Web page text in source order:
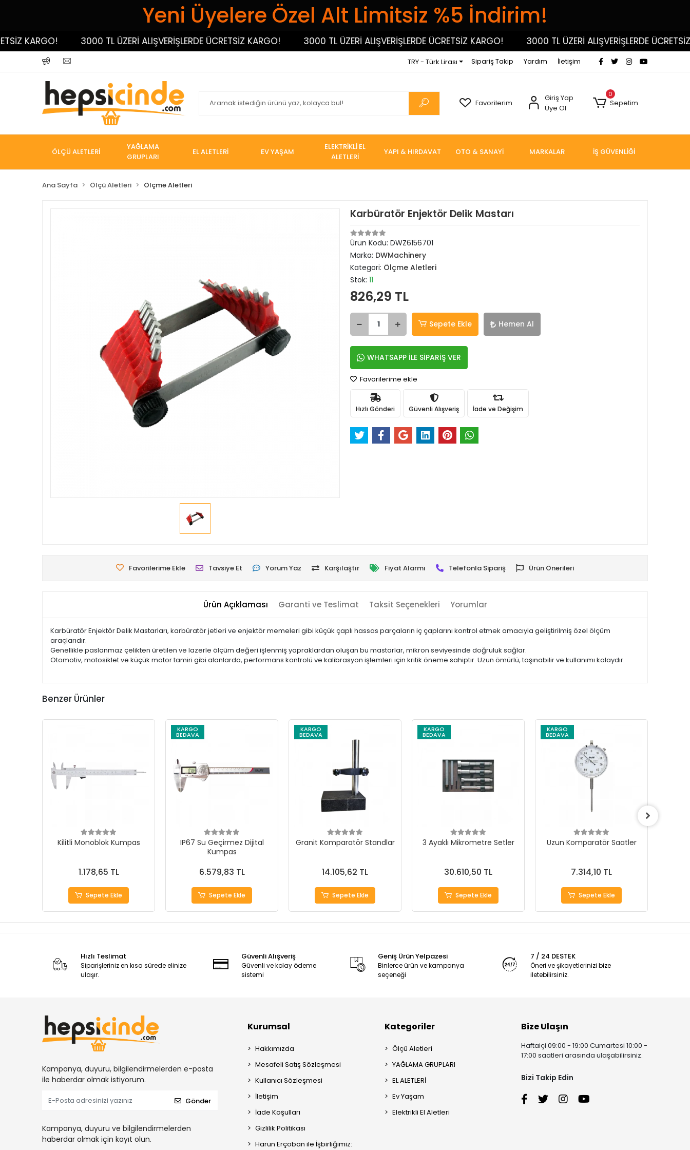
Yeni Üyelere Özel Alt Limitsiz %5 İndirim!
KARGO! 3000 TL ÜZERİ ALIŞVERİŞLERDE ÜCRETSİZ KARGO! 3000 TL ÜZERİ ALIŞVERİŞLERDE ÜCRETSİZ KARGO! 3000 TL ÜZERİ ALIŞVERİŞLERDE ÜCRETSİZ
TRY - Türk Lirası Sipariş Takip Yardım İletişim
Favorilerim
Giriş Yap
Üye Ol
0
Sepetim
ÖLÇÜ ALETLERİ
YAĞLAMA
GRUPLARI
EL ALETLERİ EV YAŞAM
ELEKTRİKLİ EL
ALETLERİ
YAPI & HIRDAVAT OTO & SANAYİ MARKALAR İŞ GÜVENLİĞİ
Ana Sayfa Ölçü Aletleri Ölçme Aletleri
Karbüratör Enjektör Delik Mastarı
Ürün Kodu: DWZ6156701
Marka: DWMachinery
Kategori: Ölçme Aletleri
Stok: 11
826,29 TL
Sepete Ekle Hemen Al
WHATSAPP İLE SİPARİŞ VER
Favorilerime ekle
Hızlı Gönderi Güvenli Alışveriş İade ve Değişim
Favorilerime Ekle Tavsiye Et Yorum Yaz Karşılaştır Fiyat Alarmı Telefonla Sipariş Ürün Önerileri
Ürün Açıklaması Garanti ve Teslimat Taksit Seçenekleri Yorumlar
Karbüratör Enjektör Delik Mastarları, karbüratör jetleri ve enjektör memeleri gibi küçük çaplı hassas parçaların iç çaplarını kontrol etmek amacıyla geliştirilmiş özel ölçüm
araçlarıdır.
Genellikle paslanmaz çelikten üretilen ve lazerle ölçüm değeri işlenmiş yapraklardan oluşan bu mastarlar, mikron seviyesinde doğruluk sağlar.
Otomotiv, motosiklet ve küçük motor tamiri gibi alanlarda, performans kontrolü ve kalibrasyon işlemleri için kritik öneme sahiptir. Uzun ömürlü, taşınabilir ve kullanımı kolaydır.
Benzer Ürünler
Kilitli Monoblok Kumpas
1.178,65 TL
Sepete Ekle
KARGO
BEDAVA
IP67 Su Geçirmez Dijital
Kumpas
6.579,83 TL
Sepete Ekle
KARGO
BEDAVA
Granit Komparatör Standlar
14.105,62 TL
Sepete Ekle
KARGO
BEDAVA
3 Ayaklı Mikrometre Setler
30.610,50 TL
Sepete Ekle
KARGO
BEDAVA
Uzun Komparatör Saatler
7.314,10 TL
Sepete Ekle
Hızlı Teslimat
Siparişleriniz en kısa sürede elinize
ulaşır.
Güvenli Alışveriş
Güvenli ve kolay ödeme
sistemi
Geniş Ürün Yelpazesi
Binlerce ürün ve kampanya
seçeneği
7 / 24 DESTEK
Öneri ve şikayetlerinizi bize
iletebilirsiniz.
Kampanya, duyuru, bilgilendirmelerden e-posta
ile haberdar olmak istiyorum.
Gönder
Kampanya, duyuru ve bilgilendirmelerden
haberdar olmak için kayıt olun.
Kurumsal
Hakkımızda
Mesafeli Satış Sözleşmesi
Kullanıcı Sözleşmesi
İletişim
İade Koşulları
Gizlilik Politikası
Harun Erçoban ile İşbirliğimiz:
Kategoriler
Ölçü Aletleri
YAĞLAMA GRUPLARI
EL ALETLERİ
Ev Yaşam
Elektrikli El Aletleri
Bize Ulaşın
Haftaiçi 09:00 - 19:00 Cumartesi 10:00 -
17:00 saatleri arasında ulaşabilirsiniz.
Bizi Takip Edin